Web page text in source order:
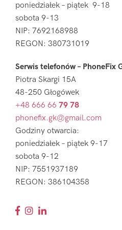
poniedziałek – piątek 9-18
sobota 9-13
NIP: 7692168988
REGON: 380731019
Serwis telefonów – PhoneFix
Piotra Skargi 15A
48-250 Głogówek
+48 666 66 79 78
phonefix.gk@gmail.com
Godziny otwarcia:
poniedziałek – piątek 9-17
sobota 9-12
NIP: 7551937189
REGON: 386104358